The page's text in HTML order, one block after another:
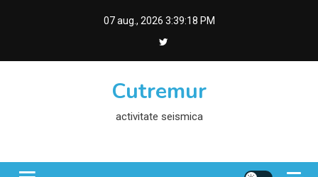
07 aug., 2026 3:39:19 PM
Cutremur
activitate seismica